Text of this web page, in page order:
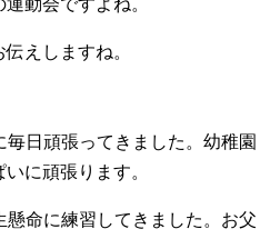
動会ですよね。
えしますね。
毎日頑張ってきました。幼稚園
に頑張ります。
懸命に練習してきました。お父